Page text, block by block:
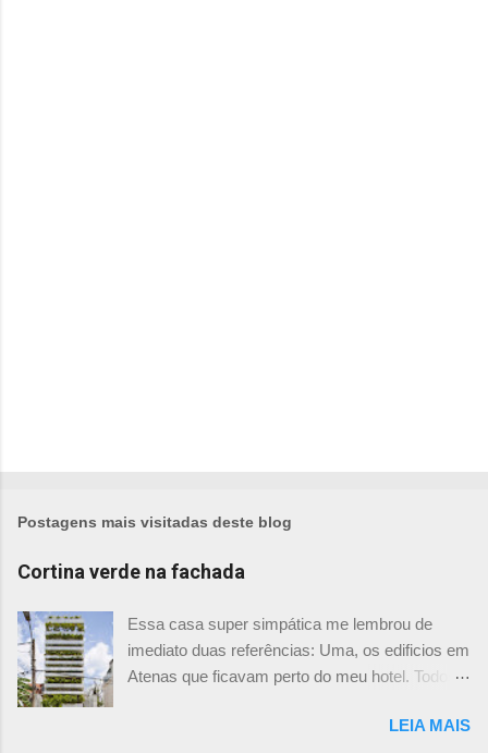
Postagens mais visitadas deste blog
Cortina verde na fachada
Essa casa super simpática me lembrou de
imediato duas referências: Uma, os edificios em
Atenas que ficavam perto do meu hotel. Todos
ficassem tão simpáticos! Mas olhando com
LEIA MAIS